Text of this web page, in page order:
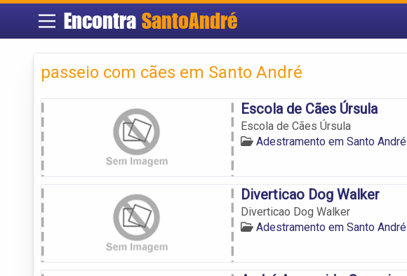
Encontra SantoAndré
passeio com cães em Santo André
Escola de Cães Úrsula
Escola de Cães Úrsula
Adestramento em Santo André
Diverticao Dog Walker
Diverticao Dog Walker
Adestramento em Santo André